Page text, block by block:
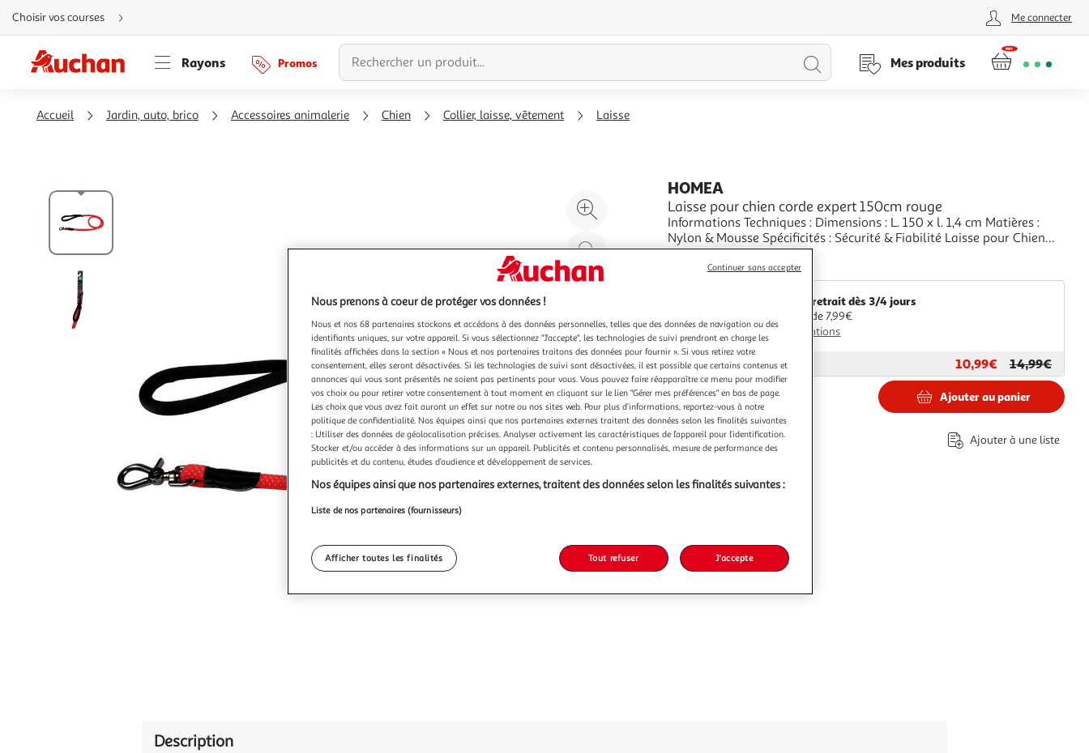
Aller
directement
au
Aller
directement
à
Aller
directement
Choisir vos courses Me connecter
Rayons Promos
Lancer
Mes produits
Accueil Jardin, auto, brico Accessoires animalerie Chien Collier, laisse, vêtement Laisse
Agrandir
l'illustration
à
200%
Réduire
l'illustration
à
%
Partager
produit
HOMEA
Laisse pour chien corde expert 150cm rouge
Informations Techniques : Dimensions : L. 150 x l. 1,4 cm Matières :
Nylon & Mousse Spécificités : Sécurité & Fiabilité Laisse pour Chien
Avec Poignée Résistante & Réfléchissante Poids : 0,25 kg Couleur :
En savoir +
Vendu parParis Prix
Livr. ou retrait dès 3/4 jours
A partir de 7,99€
Plus d'options
Vendu parParis Prix 10,99€
14,99€
-27 %
14,99€
10,99€
Ajouter au panier
Ajouter à une liste
Description
Nous prenons à coeur de protéger vos données !
Nous et nos 68 partenaires stockons et accédons à des données personnelles, telles que des données de navigation ou des
identifiants uniques, sur votre appareil. Si vous sélectionnez "J'accepte", les technologies de suivi prendront en charge les
finalités affichées dans la section « Nous et nos partenaires traitons des données pour fournir ». Si vous retirez votre
consentement, elles seront désactivées. Si les technologies de suivi sont désactivées, il est possible que certains contenus et
annonces qui vous sont présentés ne soient pas pertinents pour vous. Vous pouvez faire réapparaître ce menu pour modifier
vos choix ou pour retirer votre consentement à tout moment en cliquant sur le lien "Gérer mes préférences" en bas de page.
Les choix que vous avez fait auront un effet sur notre ou nos sites web. Pour plus d’informations, reportez-vous à notre
politique de confidentialité. Nos équipes ainsi que nos partenaires externes traitent des données selon les finalités suivantes
: Utiliser des données de géolocalisation précises. Analyser activement les caractéristiques de l’appareil pour l’identification.
Stocker et/ou accéder à des informations sur un appareil. Publicités et contenu personnalisés, mesure de performance des
publicités et du contenu, études d’audience et développement de services.
Nos équipes ainsi que nos partenaires externes, traitent des données selon les finalités suivantes :
Liste de nos partenaires (fournisseurs)
Afficher toutes les finalités Tout refuser J'accepte
Continuer sans accepter